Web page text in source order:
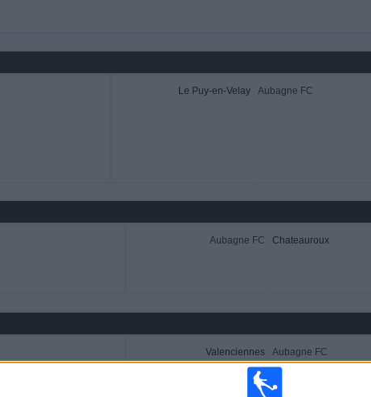
Le Puy-en-Velay Aubagne FC
Aubagne FC Chateauroux
Valenciennes Aubagne FC